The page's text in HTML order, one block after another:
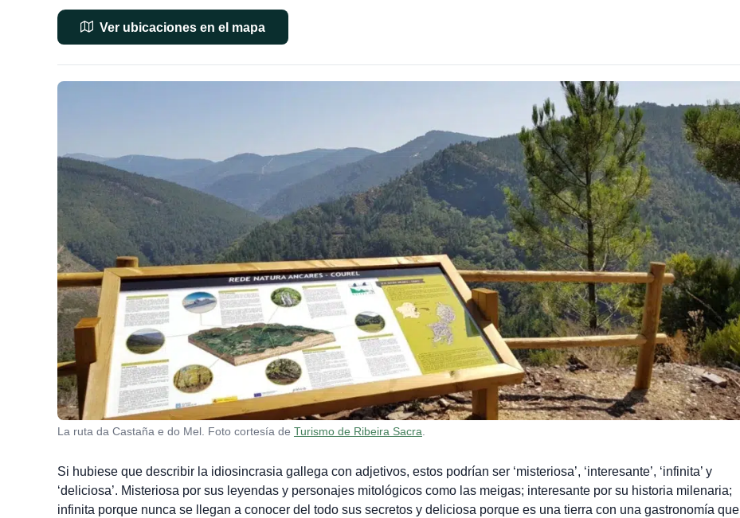
Ver ubicaciones en el mapa
La ruta da Castaña e do Mel. Foto cortesía de Turismo de Ribeira Sacra
Si hubiese que describir la idiosincrasia gallega con adjetivos, estos podrían ser ‘misteriosa’, ‘interesante’, ‘infinita’ y
‘deliciosa’. Misteriosa por sus leyendas y personajes mitológicos como las meigas; interesante por su historia milenaria;
infinita porque nunca se llegan a conocer del todo sus secretos y deliciosa porque es una tierra con una gastronomía que